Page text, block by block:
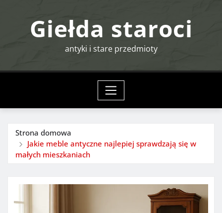
Giełda staroci
antyki i stare przedmioty
Strona domowa
Jakie meble antyczne najlepiej sprawdzają się w
małych mieszkaniach